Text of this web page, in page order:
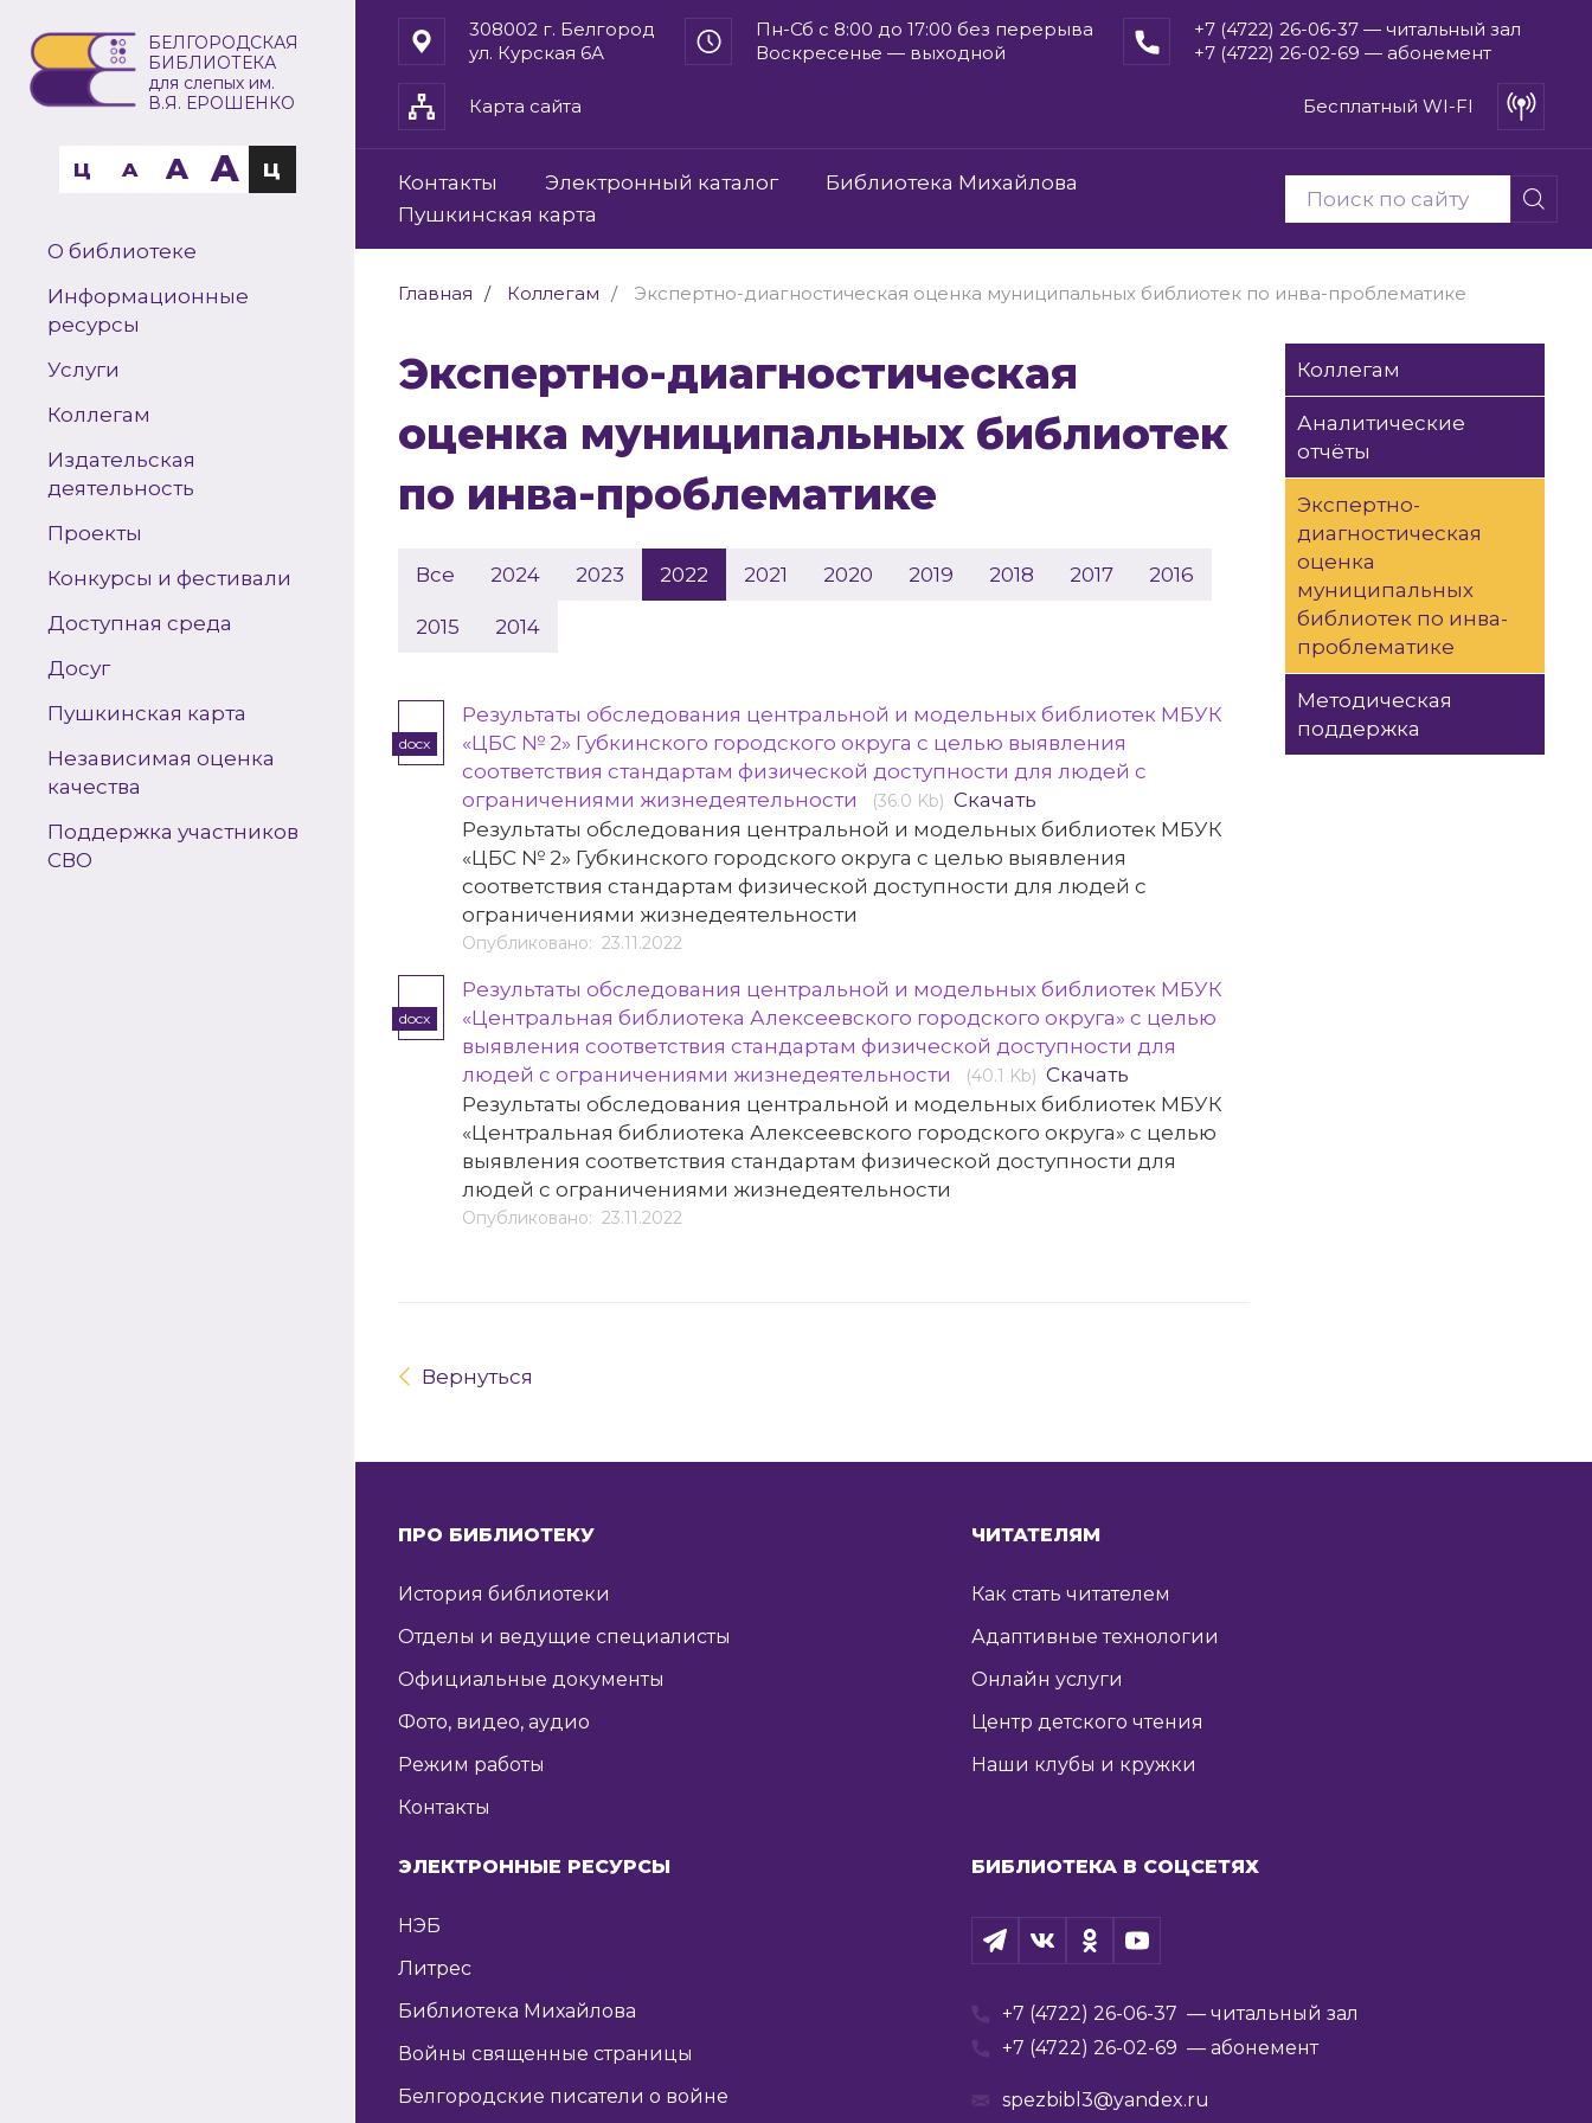
БЕЛГОРОДСКАЯ
БИБЛИОТЕКА
для слепых им.
В.Я. ЕРОШЕНКО
Ц A A A Ц
О библиотеке
Информационные
ресурсы
Услуги
Коллегам
Издательская
деятельность
Проекты
Конкурсы и фестивали
Доступная среда
Досуг
Пушкинская карта
Независимая оценка
качества
Поддержка участников
СВО
308002 г. Белгород
ул. Курская 6А
Пн-Сб с 8:00 до 17:00 без перерыва
Воскресенье — выходной
+7 (4722) 26-06-37 — читальный зал
+7 (4722) 26-02-69 — абонемент
Карта сайта Бесплатный WI-FI
Контакты Электронный каталог
Библиотека Михайлова
Пушкинская карта
Главная Коллегам Экспертно-диагностическая оценка муниципальных библиотек по инва-проблематике
Экспертно-диагностическая
оценка муниципальных библиотек
по инва-проблематике
Все 2024 2023 2022 2021 2020 2019 2018 2017 2016
2015 2014
docx
Результаты обследования центральной и модельных библиотек МБУК
«ЦБС № 2» Губкинского городского округа с целью выявления
соответствия стандартам физической доступности для людей с
ограничениями жизнедеятельности
(36.0 Kb) Скачать
Результаты обследования центральной и модельных библиотек МБУК
«ЦБС № 2» Губкинского городского округа с целью выявления
соответствия стандартам физической доступности для людей с
ограничениями жизнедеятельности
Опубликовано: 23.11.2022
docx
Результаты обследования центральной и модельных библиотек МБУК
«Центральная библиотека Алексеевского городского округа» с целью
выявления соответствия стандартам физической доступности для
людей с ограничениями жизнедеятельности
(40.1 Kb) Скачать
Результаты обследования центральной и модельных библиотек МБУК
«Центральная библиотека Алексеевского городского округа» с целью
выявления соответствия стандартам физической доступности для
людей с ограничениями жизнедеятельности
Опубликовано: 23.11.2022
Вернуться
Коллегам
Аналитические
отчёты
Экспертно-
диагностическая
оценка
муниципальных
библиотек по инва-
проблематике
Методическая
поддержка
ПРО БИБЛИОТЕКУ
История библиотеки
Отделы и ведущие специалисты
Официальные документы
Фото, видео, аудио
Режим работы
Контакты
ЧИТАТЕЛЯМ
Как стать читателем
Адаптивные технологии
Онлайн услуги
Центр детского чтения
Наши клубы и кружки
ЭЛЕКТРОННЫЕ РЕСУРСЫ
НЭБ
Литрес
Библиотека Михайлова
Войны священные страницы
Белгородские писатели о войне
БИБЛИОТЕКА В СОЦСЕТЯХ
+7 (4722) 26-06-37 — читальный зал
+7 (4722) 26-02-69 — абонемент
spezbibl3@yandex.ru